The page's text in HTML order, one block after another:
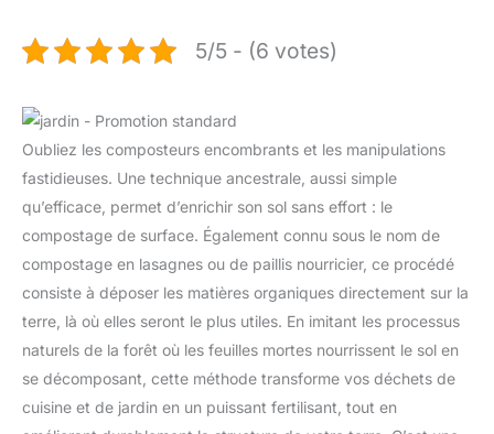
5/5 - (6 votes)
Oubliez les composteurs encombrants et les manipulations
fastidieuses. Une technique ancestrale, aussi simple
qu’efficace, permet d’enrichir son sol sans effort : le
compostage de surface. Également connu sous le nom de
compostage en lasagnes ou de paillis nourricier, ce procédé
consiste à déposer les matières organiques directement sur la
terre, là où elles seront le plus utiles. En imitant les processus
naturels de la forêt où les feuilles mortes nourrissent le sol en
se décomposant, cette méthode transforme vos déchets de
cuisine et de jardin en un puissant fertilisant, tout en